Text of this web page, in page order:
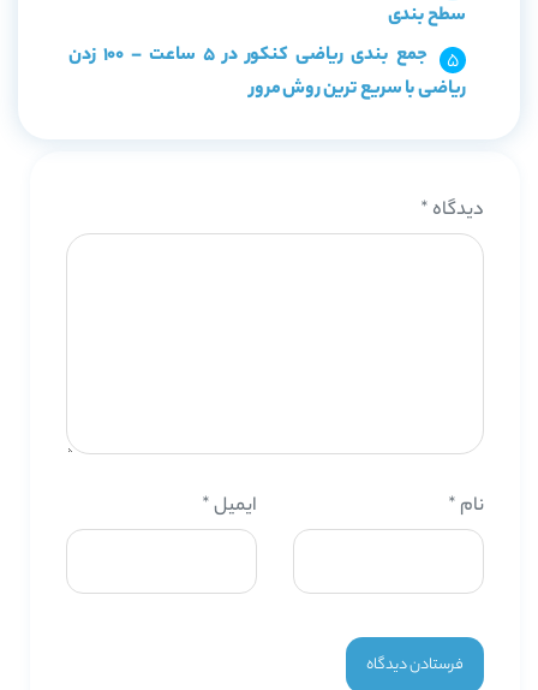
سطح بندی
جمع بندی ریاضی کنکور در 5 ساعت – 100 زدن
ریاضی با سریع ترین روش مرور
دیدگاه *
نام * ایمیل*